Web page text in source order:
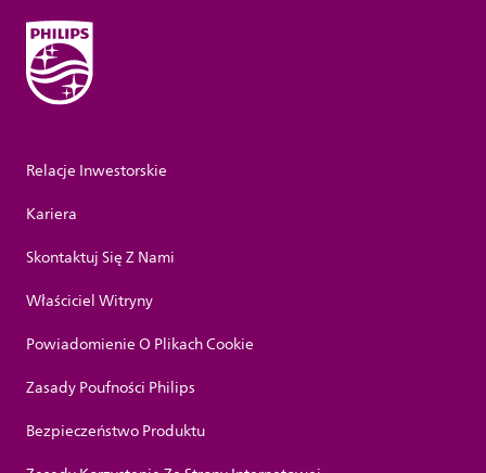
Relacje Inwestorskie
Kariera
Skontaktuj Się Z Nami
Właściciel Witryny
Powiadomienie O Plikach Cookie
Zasady Poufności Philips
Bezpieczeństwo Produktu